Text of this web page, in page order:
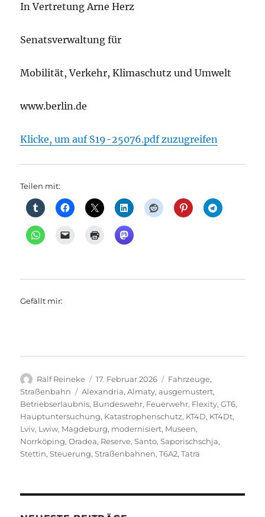
In Vertretung Arne Herz
Senatsverwaltung für
Mobilität, Verkehr, Klimaschutz und Umwelt
www.berlin.de
Klicke, um auf S19-25076.pdf zuzugreifen
Teilen mit:
Gefällt mir:
Autor
Ralf Reineke
Veröffentlicht
am
17. Februar 2026 Kategorien
Fahrzeuge,
Straßenbahn
Schlagwörter
Alexandria,Almaty,ausgemustert,
Betriebserlaubnis, Bundeswehr, Feuerwehr, Flexity,GT6,
Hauptuntersuchung, Katastrophenschutz, KT4D, KT4Dt,
Lviv, Lwiw, Magdeburg, modernisiert, Museen,
Norrköping,Oradea, Reserve,Santo,Saporischschja,
Stettin,Steuerung,Straßenbahnen,T6A2,Tatra